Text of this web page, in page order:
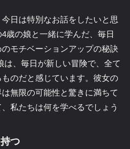
日は特別なお話をしたいと思
歳の娘と一緒に学んだ、毎日
モチベーションアップの秘訣
は、毎日が新しい冒険で、全て
のだと感じています。彼女の
無限の可能性と驚きに満ちて
私たちは何を学べるでしょう
つ